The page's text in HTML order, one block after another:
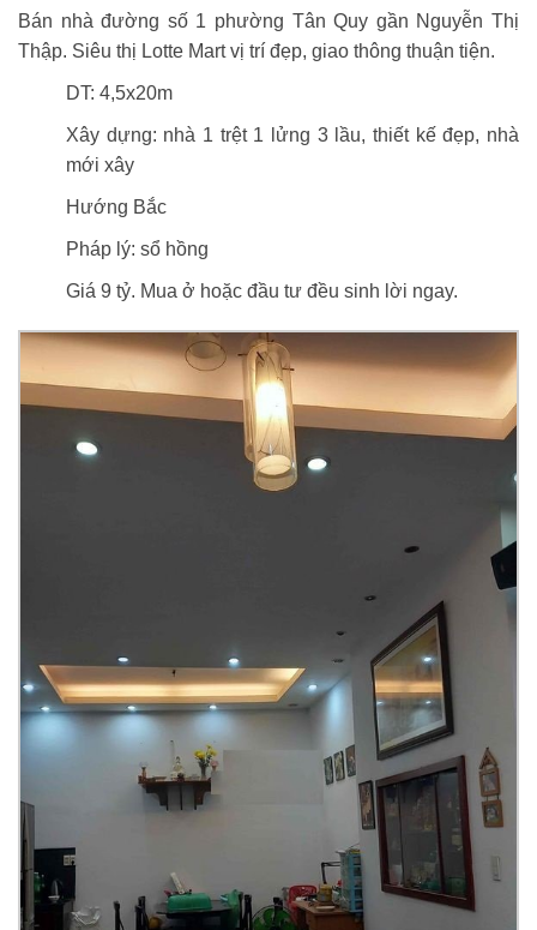
Bán nhà đường số 1 phường Tân Quy gần Nguyễn Thị
Thập. Siêu thị Lotte Mart vị trí đẹp, giao thông thuận tiện.
DT: 4,5x20m
Xây dựng: nhà 1 trệt 1 lửng 3 lầu, thiết kế đẹp, nhà
mới xây
Hướng Bắc
Pháp lý: sổ hồng
Giá 9 tỷ. Mua ở hoặc đầu tư đều sinh lời ngay.